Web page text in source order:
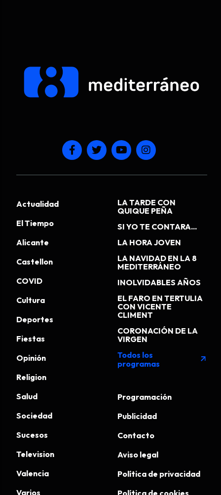
Actualidad
El Tiempo
Alicante
Castellon
COVID
Cultura
Deportes
Fiestas
Opinión
Religion
Salud
Sociedad
Sucesos
Television
Valencia
Varios
LA TARDE CON
QUIQUE PEÑA
SI YO TE CONTARA...
LA HORA JOVEN
LA NAVIDAD EN LA 8
MEDITERRÁNEO
INOLVIDABLES AÑOS
EL FARO EN TERTULIA
CON VICENTE
CLIMENT
CORONACIÓN DE LA
VIRGEN
Todos los
programas
arrow_outward
Programación
Publicidad
Contacto
Aviso legal
Política de privacidad